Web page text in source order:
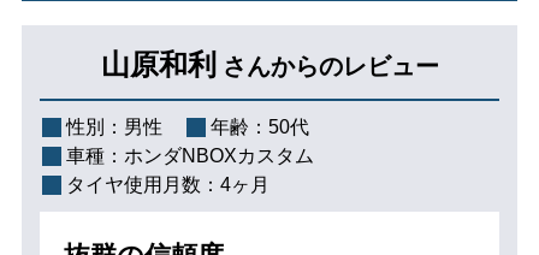
山原和利 さんからのレビュー
性別： 男性 年齢： 50代
車種： ホンダNBOXカスタム
タイヤ使用月数： 4ヶ月